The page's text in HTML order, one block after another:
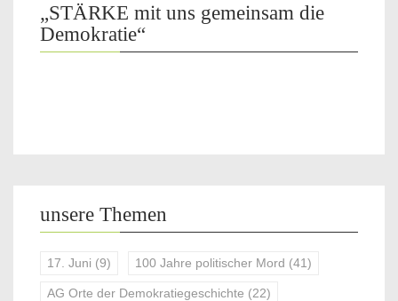
„STÄRKE mit uns gemeinsam die
Demokratie“
unsere Themen
17. Juni (9) 100 Jahre politischer Mord (41)
AG Orte der Demokratiegeschichte (22)